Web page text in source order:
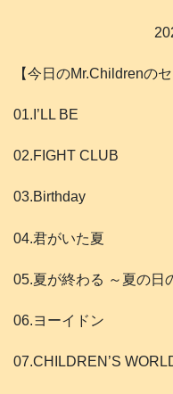
【今日のMr.Childrenの
01.I’LL BE
02.FIGHT CLUB
03.Birthday
04.君がいた夏
05.夏が終わる ～夏の日
06.ヨーイドン
07.CHILDREN’S